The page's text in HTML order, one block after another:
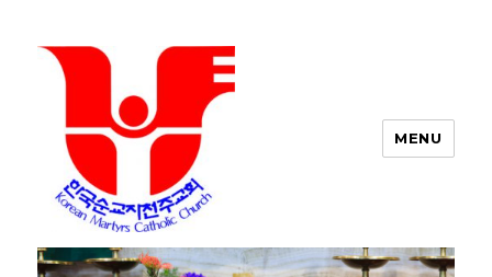
포트워스 한인 성당
MENU